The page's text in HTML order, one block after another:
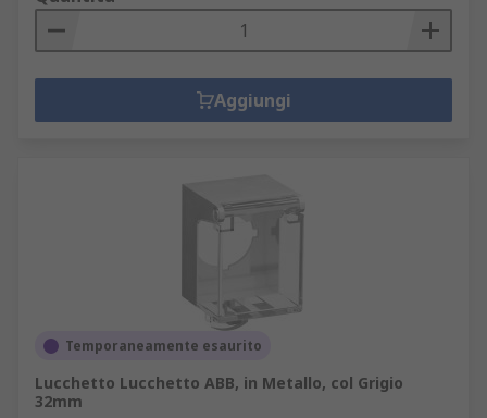
Aggiungi
Temporaneamente esaurito
Lucchetto Lucchetto ABB, in Metallo, col Grigio
32mm